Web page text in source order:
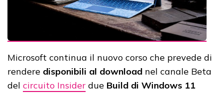
Microsoft continua il nuovo corso che prevede di
rendere disponibili al download nel canale Beta
del circuito Insider due Build di Windows 11